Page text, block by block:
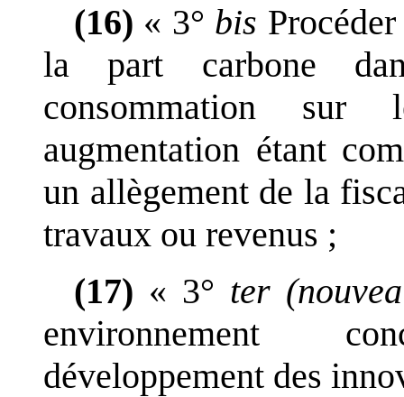
(16) « 3° bis
la part carbone
consommation sur
augmentation étant
un allègement de la
travaux ou revenus ;
(17) « 3° ter
environnement
développement des